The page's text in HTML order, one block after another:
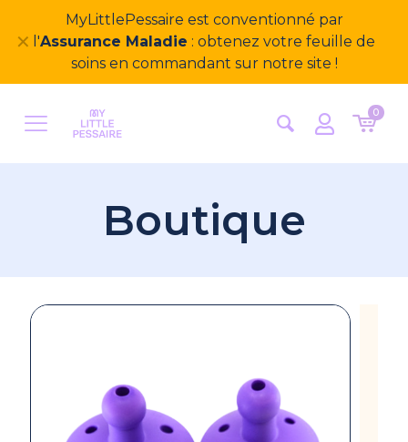
MyLittlePessaire est conventionné par
l'Assurance Maladie : obtenez votre feuille de
soins en commandant sur notre site !
✕
0
Boutique